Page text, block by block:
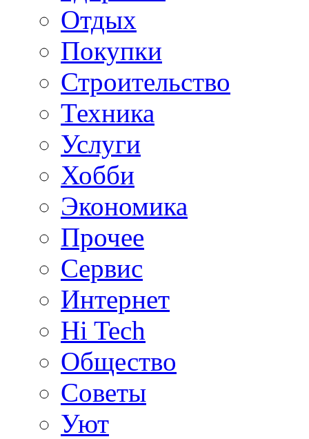
Отдых
Покупки
Строительство
Техника
Услуги
Хобби
Экономика
Прочее
Сервис
Интернет
Hi Tech
Общество
Советы
Уют